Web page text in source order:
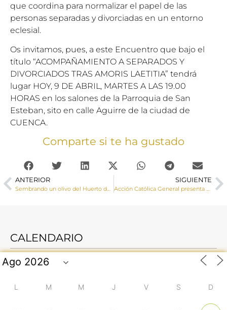
que coordina para normalizar el papel de las
personas separadas y divorciadas en un entorno
eclesial.
Os invitamos, pues, a este Encuentro que bajo el
título “ACOMPAÑAMIENTO A SEPARADOS Y
DIVORCIADOS TRAS AMORIS LAETITIA” tendrá
lugar HOY, 9 DE ABRIL, MARTES A LAS 19.00
HORAS en los salones de la Parroquia de San
Esteban, sito en calle Aguirre de la ciudad de
CUENCA.
Comparte si te ha gustado
ANTERIOR SIGUIENTE
CALENDARIO
L M M J V S D